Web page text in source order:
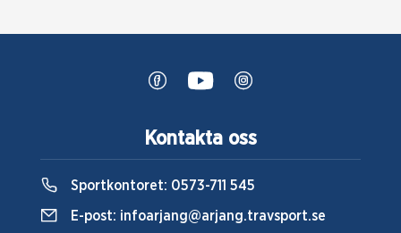
Kontakta oss
Sportkontoret: 0573-711 545
E-post: infoarjang@arjang.travsport.se